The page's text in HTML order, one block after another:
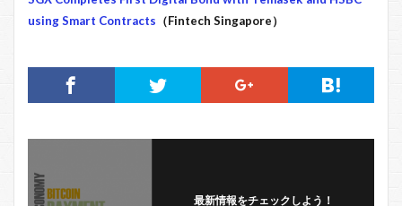
using Smart Contracts （Fintech Singapore）
最新情報をチェックしよう！